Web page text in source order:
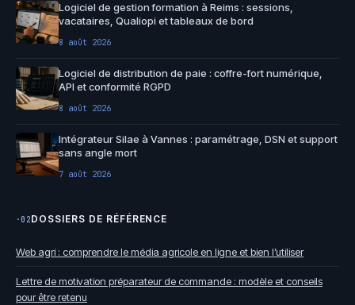
Logiciel de gestion formation à Reims : sessions,
vacataires, Qualiopi et tableaux de bord
8 août 2026
Logiciel de distribution de paie : coffre-fort numérique,
API et conformité RGPD
8 août 2026
Intégrateur Silae à Vannes : paramétrage, DSN et support
sans angle mort
7 août 2026
·02DOSSIERS DE RÉFÉRENCE
Web agri : comprendre le média agricole en ligne et bien l’utiliser
Lettre de motivation préparateur de commande : modèle et conseils
pour être retenu